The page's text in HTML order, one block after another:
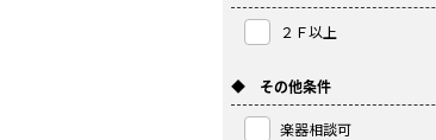
２Ｆ以上
◆ その他条件
楽器相談可